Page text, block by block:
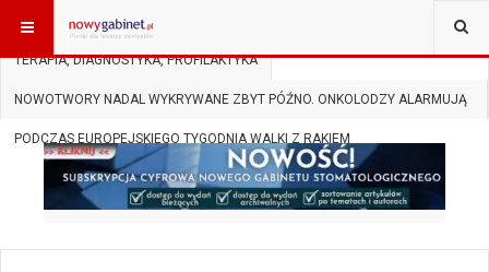
JESTEŚ TUTAJ: START
TERAPIA, DIAGNOSTYKA, PROFILAKTYKA
NOWOTWORY NADAL WYKRYWANE ZBYT PÓŹNO. ONKOLODZY ALARMUJĄ
PODCZAS EUROPEJSKIEGO TYGODNIA WALKI Z RAKIEM